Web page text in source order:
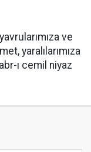
ve
yaralılarımıza
ı cemil niyaz